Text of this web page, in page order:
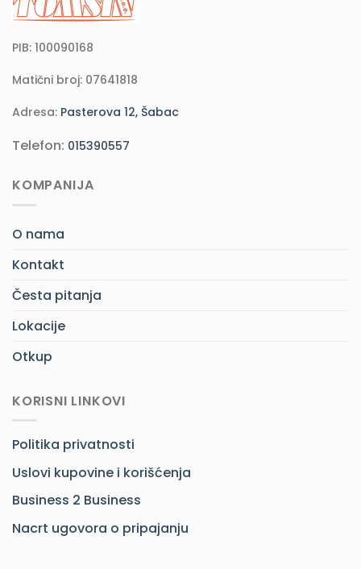
PIB: 100090168
Matični broj: 07641818
Adresa: Pasterova 12, Šabac
Telefon: 015390557
KOMPANIJA
O nama
Kontakt
Česta pitanja
Lokacije
Otkup
KORISNI LINKOVI
Politika privatnosti
Uslovi kupovine i korišćenja
Business 2 Business
Nacrt ugovora o pripajanju